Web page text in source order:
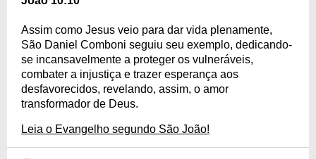
Assim como Jesus veio para dar vida plenamente,
São Daniel Comboni seguiu seu exemplo, dedicando-
se incansavelmente a proteger os vulneráveis,
combater a injustiça e trazer esperança aos
desfavorecidos, revelando, assim, o amor
transformador de Deus.
Leia o Evangelho segundo São João!